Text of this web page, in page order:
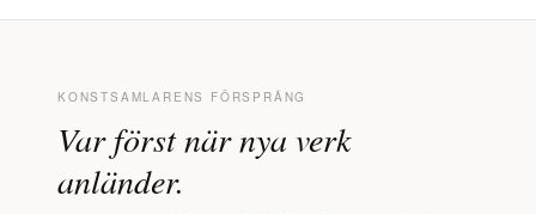
KONSTSAMLARENS FÖRSPRÅNG
Var först när nya verk
anländer.